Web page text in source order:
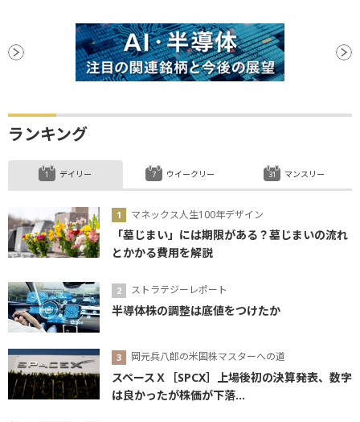
ランキング
デイリー
マネックス人生100年デザイン
「墓じまい」には期限がある？墓じまいの流れ
とかかる費用を解説
ストラテジーレポート
半導体株の調整は底値をつけたか
岡元兵八郎の米国株マスターへの道
スペースＸ［SPCX］上場後初の決算発表、数字
は良かったが株価が下落...
ウイークリー マンスリー